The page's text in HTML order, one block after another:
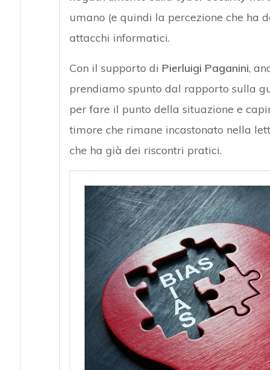
umano (e quindi la percezione che ha
attacchi informatici.
Con il supporto di Pierluigi Paganini,
prendiamo spunto dal rapporto sulla
per fare il punto della situazione e
timore che rimane incastonato nella
che ha già dei riscontri pratici.